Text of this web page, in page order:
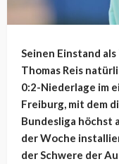
Seinen Einstand
Thomas Reis
0:2-Niederlage im
Freiburg, mit dem
Bundesliga höchst
der Woche
der Schwere der